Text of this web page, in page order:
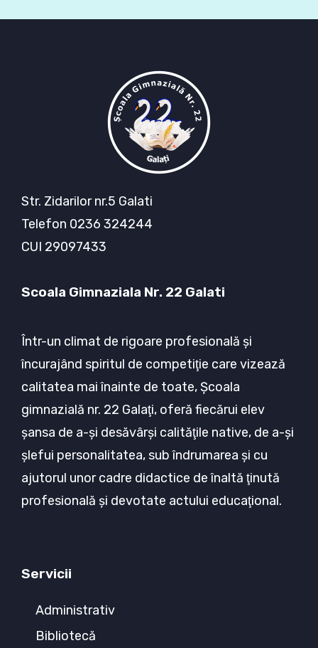
Str. Zidarilor nr.5 Galati
Telefon 0236 324244
CUI 29097433
Scoala Gimnaziala Nr. 22 Galati
Într-un climat de rigoare profesională şi
încurajând spiritul de competiţie care vizează
calitatea mai înainte de toate, Şcoala
gimnazială nr. 22 Galaţi, oferă fiecărui elev
şansa de a-şi desăvârşi calităţile native, de a-şi
şlefui personalitatea, sub îndrumarea şi cu
ajutorul unor cadre didactice de înaltă ţinută
profesională şi devotate actului educaţional.
Servicii
Administrativ
Bibliotecă